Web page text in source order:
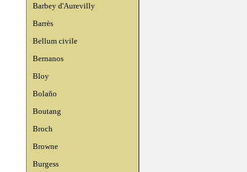
Barbey d'Aurevilly
Barrès
Bellum civile
Bernanos
Bloy
Bolaño
Boutang
Broch
Browne
Burgess